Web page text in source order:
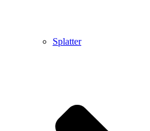
Splatter